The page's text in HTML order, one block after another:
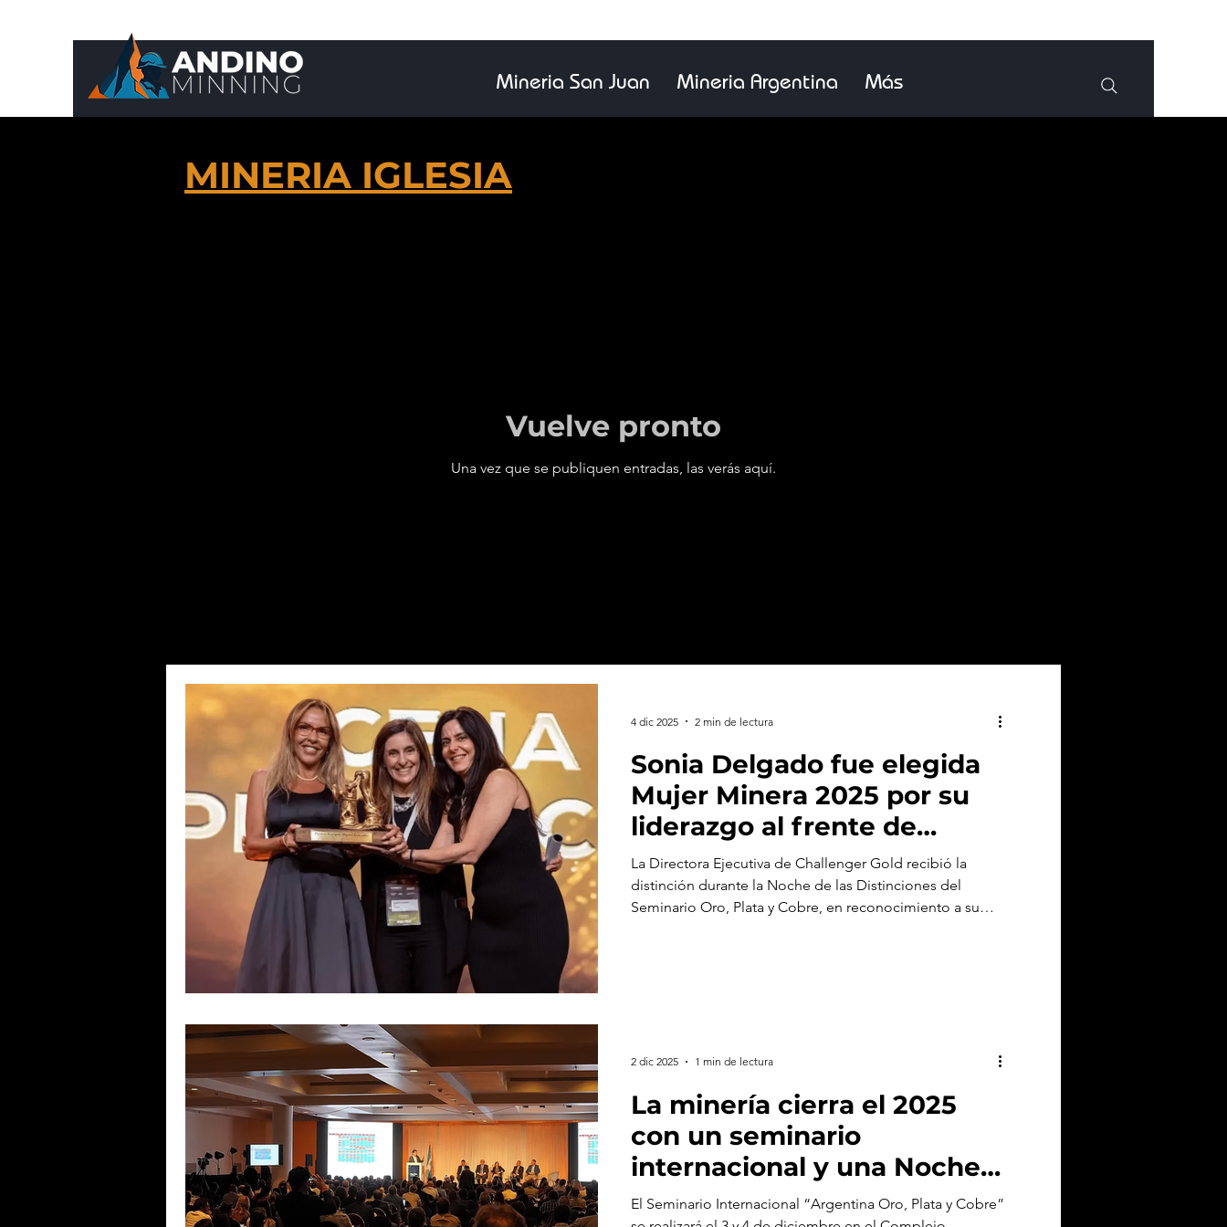
Mineria San Juan Mineria Argentina Más
MINERIA IGLESIA
Vuelve pronto
Una vez que se publiquen entradas, las verás aquí.
Sonia Delgado fue elegida
Mujer Minera 2025 por su
liderazgo al frente de
Challenger Gold
La Directora Ejecutiva de Challenger Gold recibió la
distinción durante la Noche de las Distinciones del
Seminario Oro, Plata y Cobre, en reconocimiento a su
4 dic 2025 2 min de lectura
La minería cierra el 2025
con un seminario
internacional y una Noche
de Distinciones
El Seminario Internacional “Argentina Oro, Plata y Cobre”
2 dic 2025 1 min de lectura